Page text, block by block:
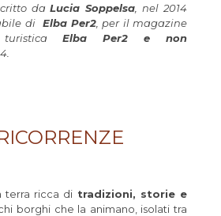
daLucia Soppelsa , nel 2014
di Elba Per2, per il magazine
Elba Per2 e non
terra ricca di tradizioni, storie e
borghi che la animano, isolati tra